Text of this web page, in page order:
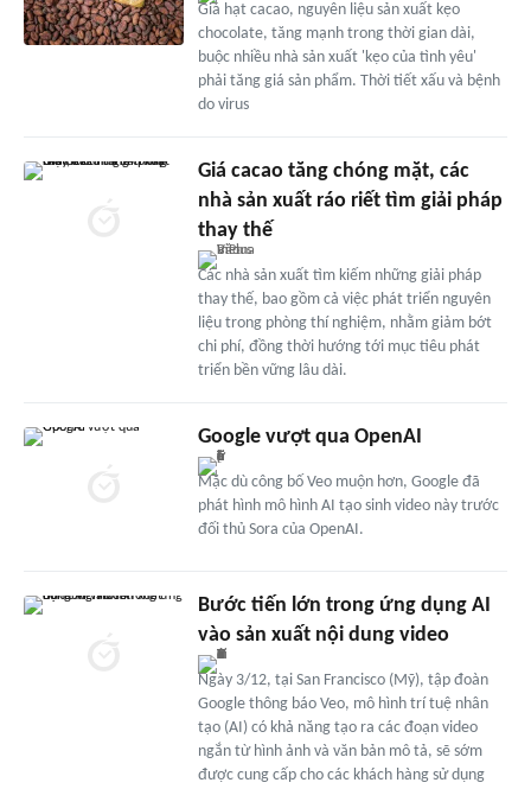
Giá hạt cacao, nguyên liệu sản xuất kẹo
chocolate, tăng mạnh trong thời gian dài,
buộc nhiều nhà sản xuất 'kẹo của tình yêu'
phải tăng giá sản phẩm. Thời tiết xấu và bệnh
do virus
Giá cacao tăng chóng mặt, các
nhà sản xuất ráo riết tìm giải pháp
thay thế
Các nhà sản xuất tìm kiếm những giải pháp
thay thế, bao gồm cả việc phát triển nguyên
liệu trong phòng thí nghiệm, nhằm giảm bớt
chi phí, đồng thời hướng tới mục tiêu phát
triển bền vững lâu dài.
Google vượt qua OpenAI
Mặc dù công bố Veo muộn hơn, Google đã
phát hình mô hình AI tạo sinh video này trước
đối thủ Sora của OpenAI.
Bước tiến lớn trong ứng dụng AI
vào sản xuất nội dung video
Ngày 3/12, tại San Francisco (Mỹ), tập đoàn
Google thông báo Veo, mô hình trí tuệ nhân
tạo (AI) có khả năng tạo ra các đoạn video
ngắn từ hình ảnh và văn bản mô tả, sẽ sớm
được cung cấp cho các khách hàng sử dụng